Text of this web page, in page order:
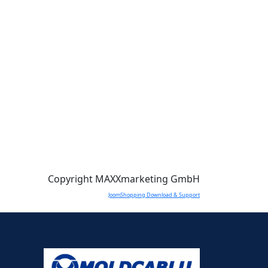
Copyright MAXXmarketing GmbH
JoomShopping Download & Support